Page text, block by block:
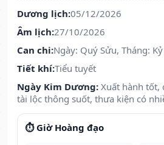
Dương lịch:05/12/2026
Âm lịch:27/10/2026
Can chi:Ngày: Quý Sửu, Tháng:
Tiết khí:Tiểu tuyết
Ngày Kim Dương: Xuất hành tốt,
tài lộc thông suốt, thưa kiện có
⏱️ Giờ Hoàng đạo